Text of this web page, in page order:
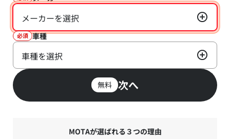
メーカーを選択
必須 車種
車種を選択
無料 次へ
MOTAが選ばれる３つの理由